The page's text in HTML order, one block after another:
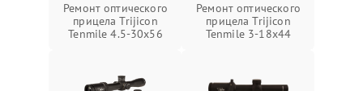
Ремонт оптического
прицела Trijicon
Tenmile 4.5-30x56
Ремонт оптического
прицела Trijicon
Tenmile 3-18x44